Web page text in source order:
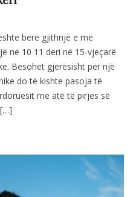
bërë gjithnjë e më
në 10 11 deri në 15-vjeçarë
Besohet gjerësisht për një
do të kishte pasoja të
me atë të pirjes së